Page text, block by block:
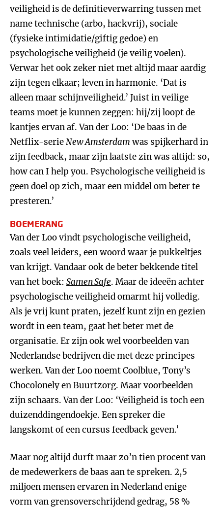
veiligheid is de definitieverwarring tussen met
name technische (arbo, hackvrij), sociale
(fysieke intimidatie/giftig gedoe) en
psychologische veiligheid (je veilig voelen).
Verwar het ook zeker niet met altijd maar aardig
zijn tegen elkaar; leven in harmonie. ‘Dat is
alleen maar schijnveiligheid.’ Juist in veilige
teams moet je kunnen zeggen: hij/zij loopt de
kantjes ervan af. Van der Loo: ‘De baas in de
Netflix-serieNew Amsterdam was spijkerhard in
zijn feedback, maar zijn laatste zin was altijd: so,
how can I help you. Psychologische veiligheid is
geen doel op zich, maar een middel om beter te
presteren.’
BOEMERANG
Van der Loo vindt psychologische veiligheid,
zoals veel leiders, een woord waar je pukkeltjes
van krijgt. Vandaar ook de beter bekkende titel
van het boek: Samen Safe. Maar de ideeën achter
psychologische veiligheid omarmt hij volledig.
Als je vrij kunt praten, jezelf kunt zijn en gezien
wordt in een team, gaat het beter met de
organisatie. Er zijn ook wel voorbeelden van
Nederlandse bedrijven die met deze principes
werken. Van der Loo noemt Coolblue, Tony’s
Chocolonely en Buurtzorg. Maar voorbeelden
zijn schaars. Van der Loo: ‘Veiligheid is toch een
duizenddingendoekje. Een spreker die
langskomt of een cursus feedback geven.’
Maar nog altijd durft maar zo’n tien procent van
de medewerkers de baas aan te spreken. 2,5
miljoen mensen ervaren in Nederland enige
vorm van grensoverschrijdend gedrag, 58 %